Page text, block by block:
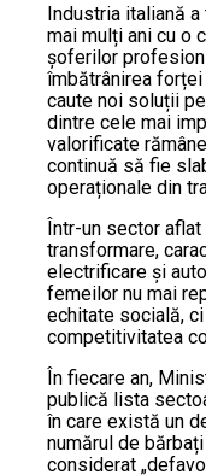
Industria italiană
mai mulți ani cu o
șoferilor
îmbătrânirea
caute noi soluții
dintre cele mai
valorificate
continuă să fie
operaționale din
Într-un sector
transformare,
electrificare și
femeilor nu mai
echitate socială,
competitivitatea
În fiecare an,
publică lista
în care există un
numărul de
considerat